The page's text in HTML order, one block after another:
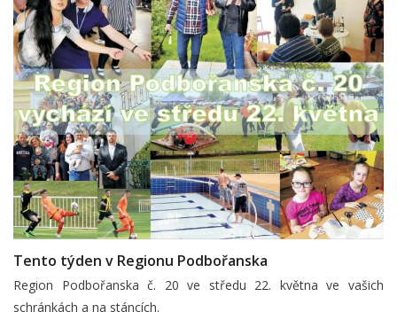
Tento týden v Regionu Podbořanska
Region Podbořanska č. 20 ve středu 22. května ve vašich
schránkách a na stáncích.